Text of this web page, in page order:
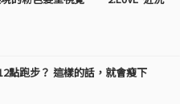
點跑步？ 這樣的話，就會瘦下